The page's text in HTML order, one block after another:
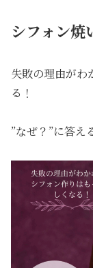
シフォン焼
失敗の理由がわ
る！
”なぜ？”に答え